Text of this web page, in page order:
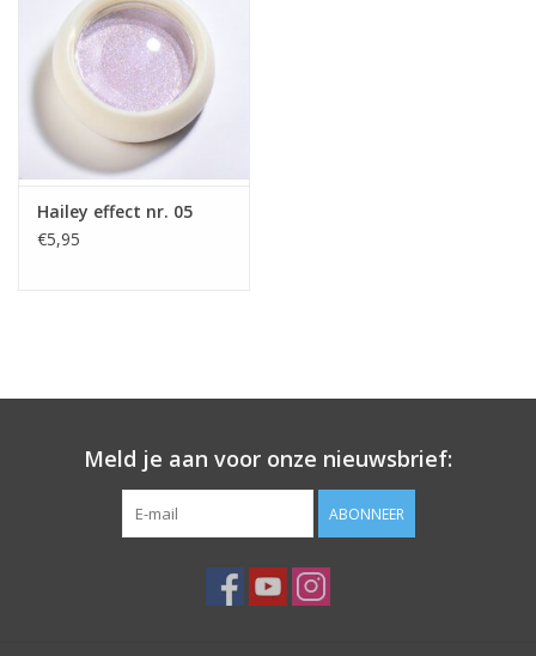
Hailey effect nr. 05
€5,95
Meld je aan voor onze nieuwsbrief:
ABONNEER